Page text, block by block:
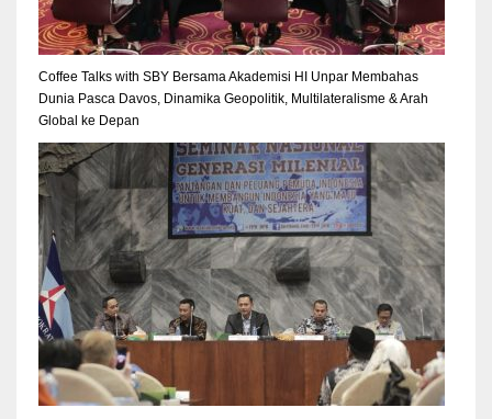
Coffee Talks with SBY Bersama Akademisi HI Unpar Membahas
Dunia Pasca Davos, Dinamika Geopolitik, Multilateralisme & Arah
Global ke Depan